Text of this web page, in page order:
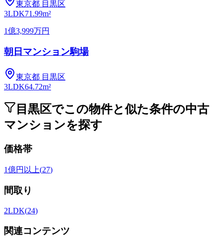
東京都 目黒区
3LDK71.99m²
1億3,999万円
朝日マンション駒場
東京都 目黒区
3LDK64.72m²
目黒区でこの物件と似た条件の中古
マンションを探す
価格帯
1億円以上(27)
間取り
2LDK(24)
関連コンテンツ